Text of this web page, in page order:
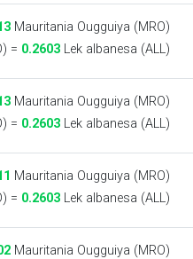
Mauritania Ougguiya (MRO)
= 0.2603Lek albanesa (ALL)
Mauritania Ougguiya (MRO)
= 0.2603Lek albanesa (ALL)
Mauritania Ougguiya (MRO)
= 0.2603Lek albanesa (ALL)
Mauritania Ougguiya (MRO)